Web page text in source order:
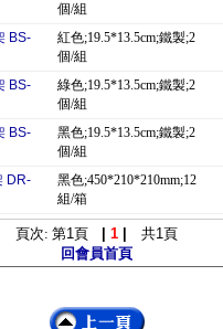
個/組
BS-
紅色;19.5*13.5cm;鐵製;2
個/組
BS-
綠色;19.5*13.5cm;鐵製;2
個/組
BS-
黑色;19.5*13.5cm;鐵製;2
個/組
DR-
黑色;450*210*210mm;12
組/箱
頁次: 第1頁 1| 共1頁
回會員首頁